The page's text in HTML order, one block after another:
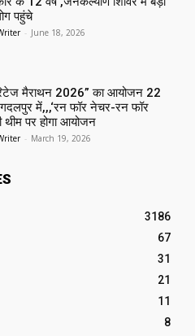
पहुंचे
- June 18, 2026
मैराथन 2026” का आयोजन 22
में,,,‘रन फॉर नेचर-रन फॉर
थीम पर होगा आयोजन
- March 19, 2026
3186
67
31
21
11
8